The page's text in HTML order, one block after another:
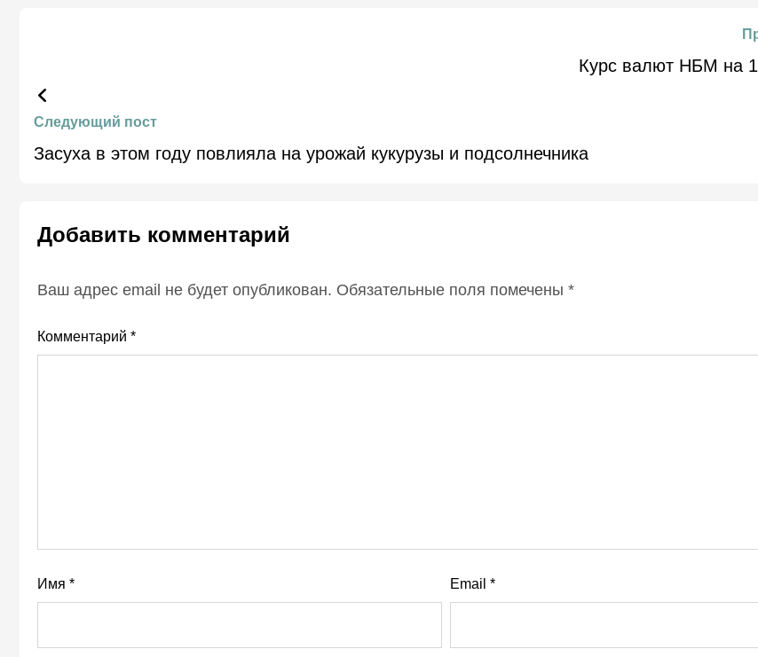
Курс валют НБМ на
Следующий пост
Засуха в этом году повлияла на урожай кукурузы и подсолнечника
Добавить комментарий
Ваш адрес email не будет опубликован. Обязательные поля помечены *
Комментарий *
Имя * Email *